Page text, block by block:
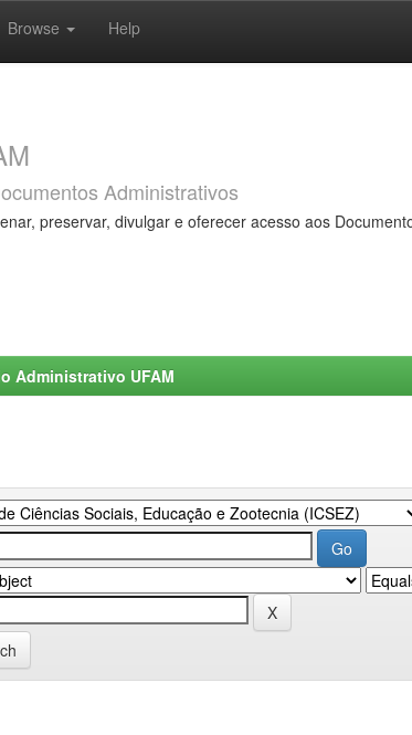
Browse Help
Administrativos
preservar, divulgar e oferecer acesso aos
Administrativo UFAM